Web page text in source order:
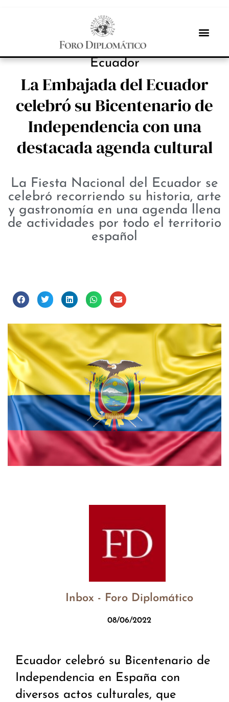
INBOX INTERNACIONAL
Ecuador
La Embajada del Ecuador
celebró su Bicentenario de
Independencia con una
destacada agenda cultural
La Fiesta Nacional del Ecuador se
celebró recorriendo su historia, arte
y gastronomía en una agenda llena
de actividades por todo el territorio
español
Inbox - Foro Diplomático
08/06/2022
Ecuador celebró su Bicentenario de
Independencia en España con
diversos actos culturales, que